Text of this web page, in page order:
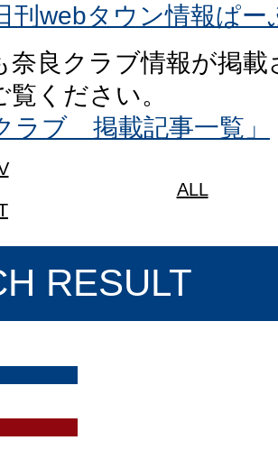
刊webタウン情報ぱー
奈良クラブ情報が掲
ください。
ラブ 掲載記事一覧」
ALL
RESULT